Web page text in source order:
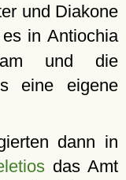
und Diakone
in Antiochia
und die
eine eigene
dann in
das Amt